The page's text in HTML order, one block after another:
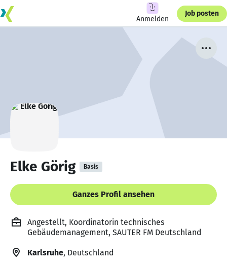
Anmelden
Job posten
Elke Görig Basis
Ganzes Profil ansehen
Angestellt, Koordinatorin technisches
Gebäudemanagement, SAUTER FM Deutschland
Karlsruhe, Deutschland